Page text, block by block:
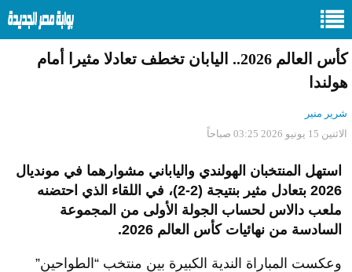
كأس العالم 2026.. اليابان تخطف تعادلا مثيرا أمام
هولندا
شرير منير
الاثنين 15 يونيو 2026 03:25 صباحاً
استهل المنتخبان الهولندي والياباني مشوارهما في مونديال
2026 بتعادل مثير بنتيجة (2-2)، في اللقاء الذي احتضنه
ملعب دالاس لحساب الجولة الأولى من المجموعة
السادسة من نهائيات كأس العالم 2026.
وعكست المباراة الندية الكبيرة بين منتخب “الطواحين”